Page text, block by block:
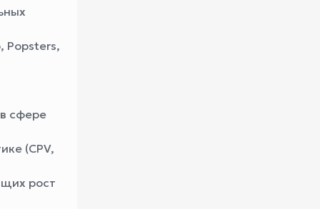
Popsters,
сфере
(CPV,
рост